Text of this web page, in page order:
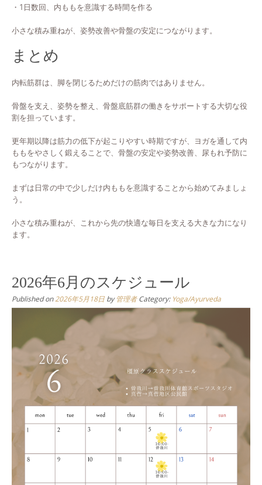
・1日数回、内ももを意識する時間を作る
小さな積み重ねが、姿勢改善や骨盤の安定につながります。
まとめ
内転筋群は、脚を閉じるためだけの筋肉ではありません。
骨盤を支え、姿勢を整え、骨盤底筋群の働きをサポートする大切な役
割を担っています。
更年期以降は筋力の低下が起こりやすい時期ですが、ヨガを通して内
ももをやさしく鍛えることで、骨盤の安定や姿勢改善、尿もれ予防に
もつながります。
まずは日常の中で少しだけ内ももを意識することから始めてみましょ
う。
小さな積み重ねが、これから先の快適な毎日を支える大きな力になり
ます。
2026年6月のスケジュール
Published on2026年5月18日 by管理者Category: Yoga/Ayurveda